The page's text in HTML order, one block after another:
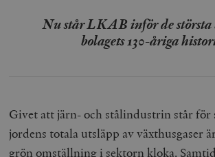
Nu står LKAB inför de största
bolagets 130-åriga
Givet att järn- och stålindustrin står för
jordens totala utsläpp av växthusgaser
grön omställning i sektorn kloka.